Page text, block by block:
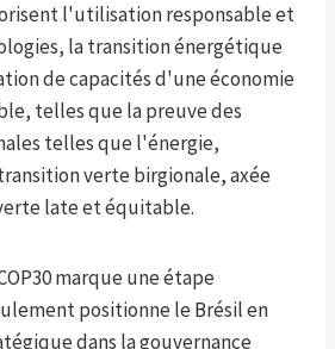
l'utilisation responsable et
la transition énergétique
de capacités d'une économie
telles que la preuve des
telles que l'énergie,
verte birgionale, axée
late et équitable.
marque une étape
positionne le Brésil en
dans la gouvernance